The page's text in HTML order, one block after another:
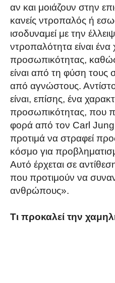
αν και μοιάζουν στην
κανείς ντροπαλός ή
ισοδυναμεί με την
ντροπαλότητα είναι ένα
προσωπικότητας,
είναι από τη φύση τους
από αγνώστους.
είναι, επίσης, ένα
προσωπικότητας, που
φορά από τον Carl
προτιμά να στραφεί
κόσμο για
Αυτό έρχεται σε
που προτιμούν να
ανθρώπους».
Τι προκαλεί την